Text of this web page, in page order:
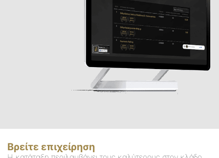
Βρείτε επιχείρηση